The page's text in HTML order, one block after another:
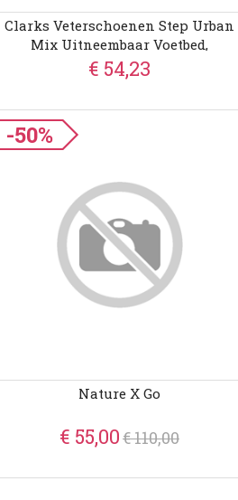
Clarks Veterschoenen Step Urban
Mix Uitneembaar Voetbed,
Vrijetijdsschoen, Lage Schoen,
Veterschoen
€ 54,23
-50%
Nature X Go
€ 55,00€ 110,00